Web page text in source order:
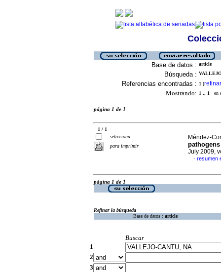
Base de datos : article
Búsqueda :
Referencias encontradas : 1 [refinar
Mostrando: 1 .. 1 en
página 1 de 1
1 / 1
selecciona
para imprimir
Méndez-
July 2009,
· resumen
página 1 de 1
Refinar la búsqueda
Base de datos : article
Buscar
1
2
3